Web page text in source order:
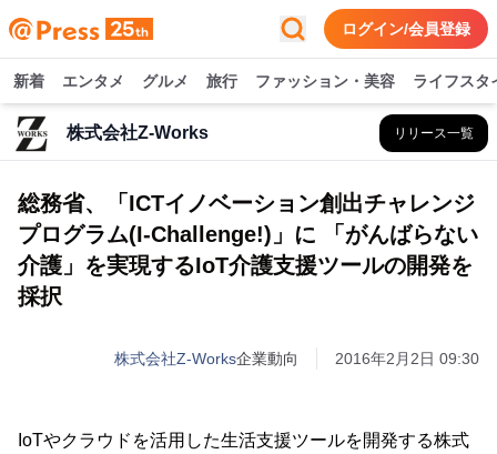
ログイン/会員登録
新着 エンタメ グルメ 旅行 ファッション・美容 ライフスタ
株式会社Z-Works リリース一覧
総務省、「ICTイノベーション創出チャレンジ
プログラム(I-Challenge!)」に 「がんばらない
介護」を実現するIoT介護支援ツールの開発を
採択
株式会社Z-Works企業動向 2016年2月2日 09:30
IoTやクラウドを活用した生活支援ツールを開発する株式